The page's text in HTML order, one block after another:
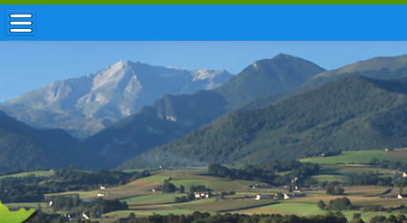
ACCUEIL / INFOS
MUNICIPALITÉ
VIE LOCALE
ENFANCE
TOURISME